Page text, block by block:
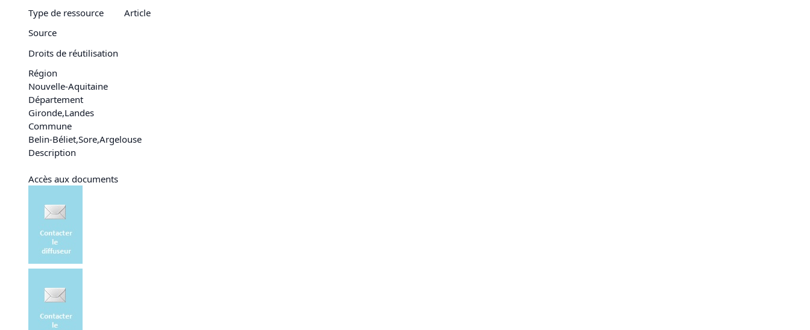
Type de ressource
Article
Source
Droits de réutilisation
Région
Nouvelle-Aquitaine
Département
Gironde,Landes
Commune
Belin-Béliet,Sore,Argelouse
Description
Accès aux documents